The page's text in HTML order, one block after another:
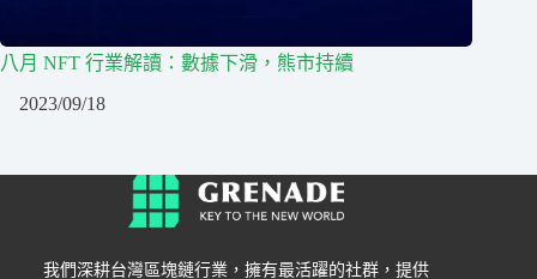
八月 NFT 行業解讀：數據下滑，熊市持續
2023/09/18
我們深耕台灣區塊鏈行業，擁有最活躍的社群，提供